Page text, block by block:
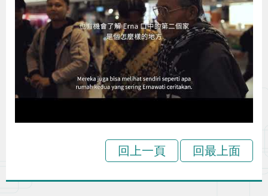
回上一頁 回最上面